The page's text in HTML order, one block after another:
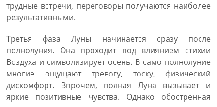
трудные встречи, переговоры получаются наиболее
результативными.
Третья фаза Луны начинается сразу после
полнолуния. Она проходит под влиянием стихии
Воздуха и символизирует осень. В само полнолуние
многие ощущают тревогу, тоску, физический
дискомфорт. Впрочем, полная Луна вызывает и
яркие позитивные чувства. Однако обостренная